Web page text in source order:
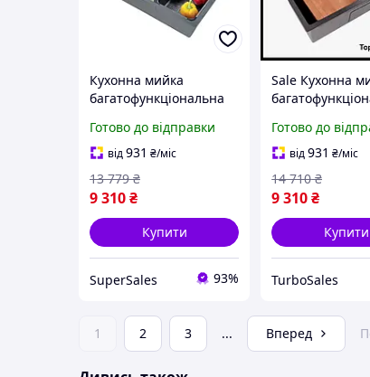
Кухонна мийка
багатофункціональна
змішувачем для миття
посуду та овочів з
нержавіючої сталі
Готово до відправки
від931 ₴/міс
9 310₴
13 779 ₴
Купити
SuperSales 93%
Sale Кухонна
змішувачем
посуду та овочів
нерж
Готово до
від931 ₴/міс
9 310₴
14 710 ₴
Купити
TurboSales
1 2 3 ... Вперед